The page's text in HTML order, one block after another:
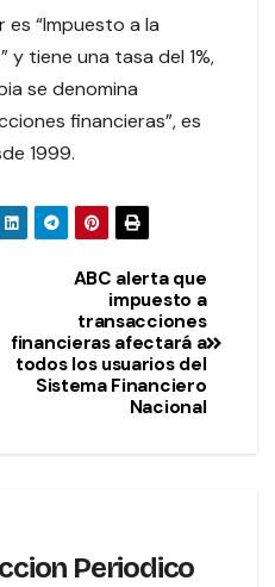
es “Impuesto a la
y tiene una tasa del 1%,
se denomina
financieras”, es
1999.
ABC alerta que
impuesto a
transacciones
financieras afectará a
todos los usuarios del
Sistema Financiero
Nacional
Periodico